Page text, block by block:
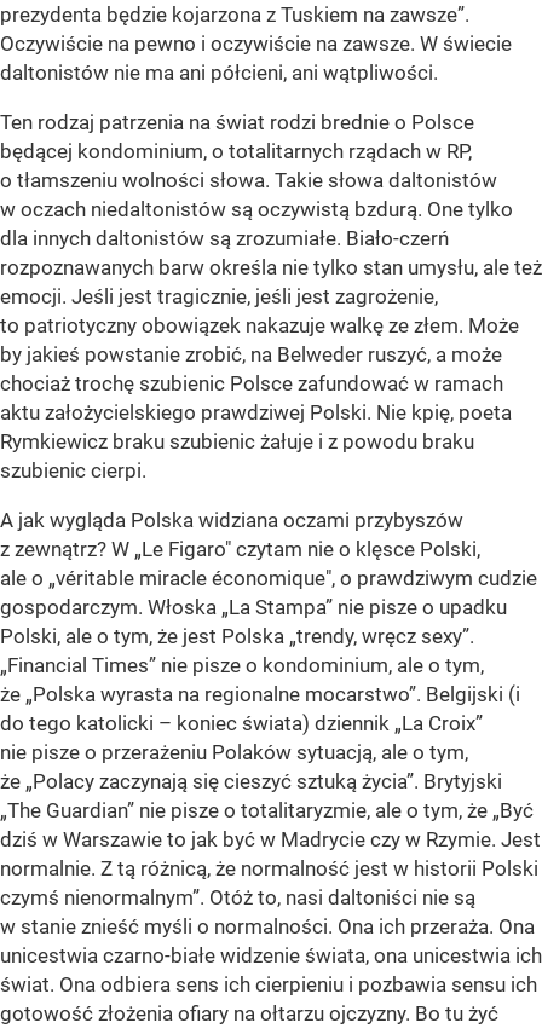
prezydenta będzie kojarzona z Tuskiem na zawsze”.
Oczywiście na pewno i oczywiście na zawsze. W świecie
daltonistów nie ma ani półcieni, ani wątpliwości.
Ten rodzaj patrzenia na świat rodzi brednie o Polsce
będącej kondominium, o totalitarnych rządach w RP,
o tłamszeniu wolności słowa. Takie słowa daltonistów
w oczach niedaltonistów są oczywistą bzdurą. One tylko
dla innych daltonistów są zrozumiałe. Biało-czerń
rozpoznawanych barw określa nie tylko stan umysłu, ale też
emocji. Jeśli jest tragicznie, jeśli jest zagrożenie,
to patriotyczny obowiązek nakazuje walkę ze złem. Może
by jakieś powstanie zrobić, na Belweder ruszyć, a może
chociaż trochę szubienic Polsce zafundować w ramach
aktu założycielskiego prawdziwej Polski. Nie kpię, poeta
Rymkiewicz braku szubienic żałuje i z powodu braku
szubienic cierpi.
A jak wygląda Polska widziana oczami przybyszów
z zewnątrz? W „Le Figaro" czytam nie o klęsce Polski,
ale o „véritable miracle économique", o prawdziwym cudzie
gospodarczym. Włoska „La Stampa” nie pisze o upadku
Polski, ale o tym, że jest Polska „trendy, wręcz sexy”.
„Financial Times” nie pisze o kondominium, ale o tym,
że „Polska wyrasta na regionalne mocarstwo”. Belgijski (i
do tego katolicki – koniec świata) dziennik „La Croix”
nie pisze o przerażeniu Polaków sytuacją, ale o tym,
że „Polacy zaczynają się cieszyć sztuką życia”. Brytyjski
„The Guardian” nie pisze o totalitaryzmie, ale o tym, że „Być
dziś w Warszawie to jak być w Madrycie czy w Rzymie. Jest
normalnie. Z tą różnicą, że normalność jest w historii Polski
czymś nienormalnym”. Otóż to, nasi daltoniści nie są
w stanie znieść myśli o normalności. Ona ich przeraża. Ona
unicestwia czarno-białe widzenie świata, ona unicestwia ich
świat. Ona odbiera sens ich cierpieniu i pozbawia sensu ich
gotowość złożenia ofiary na ołtarzu ojczyzny. Bo tu żyć